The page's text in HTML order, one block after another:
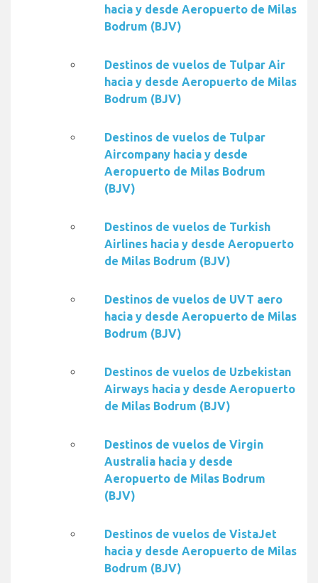
hacia y desde Aeropuerto de Milas
Bodrum (BJV)
Destinos de vuelos de Tulpar Air
hacia y desde Aeropuerto de Milas
Bodrum (BJV)
Destinos de vuelos de Tulpar
Aircompany hacia y desde
Aeropuerto de Milas Bodrum
(BJV)
Destinos de vuelos de Turkish
Airlines hacia y desde Aeropuerto
de Milas Bodrum (BJV)
Destinos de vuelos de UVT aero
hacia y desde Aeropuerto de Milas
Bodrum (BJV)
Destinos de vuelos de Uzbekistan
Airways hacia y desde Aeropuerto
de Milas Bodrum (BJV)
Destinos de vuelos de Virgin
Australia hacia y desde
Aeropuerto de Milas Bodrum
(BJV)
Destinos de vuelos de VistaJet
hacia y desde Aeropuerto de Milas
Bodrum (BJV)